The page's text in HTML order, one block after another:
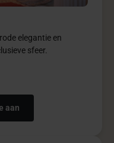
elegantie en
sfeer.
aan